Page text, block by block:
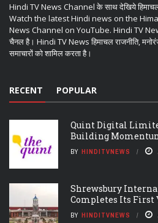
Hindi TV News Channel के साथ देखिये
Watch the latest Hindi news on the
News Channel on YouTube. Hindi TV
चैनल है। Hindi TV News हिमाचल राजनीति,
समाचारों को शामिल करता है।
RECENT POPULAR
Quint Digital
Building
BY HINDITVNEWS
Shrewsbury
Completes Its First
BY HINDITVNEWS